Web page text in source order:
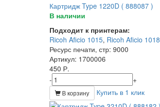
Картридж Type 1220D ( 888087 )
В наличии
Подходит к принтерам:
Ricoh Aficio 1015, Ricoh Aficio 1018
Ресурс печати, стр: 9000
Артикул: 1700006
450 Р.
-
+
В корзину Купить в 1 клик